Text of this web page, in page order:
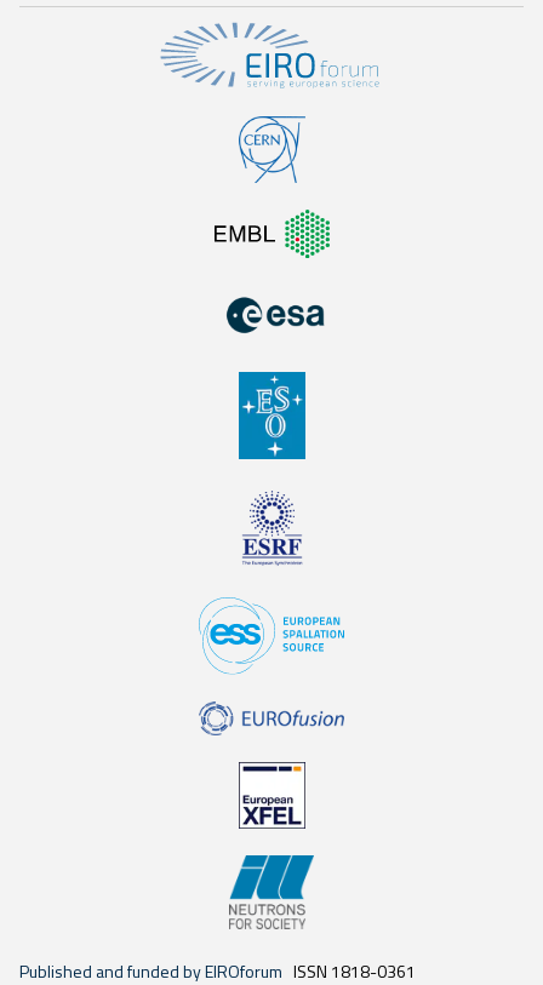
Published and funded by EIROforum ISSN 1818-0361